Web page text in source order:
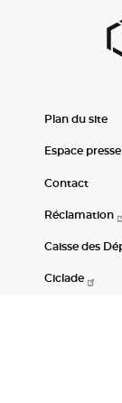
Plan du site
Espace presse
Contact
Réclamation
Caisse des
Ciclade